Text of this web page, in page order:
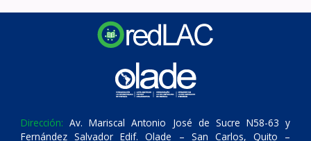
Dirección: Av. Mariscal Antonio José de Sucre N58-63 y
Fernández Salvador Edif. Olade – San Carlos, Quito –